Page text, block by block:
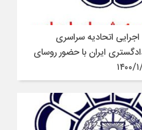
اتحادیه سراسری
ایران با حضور روسای